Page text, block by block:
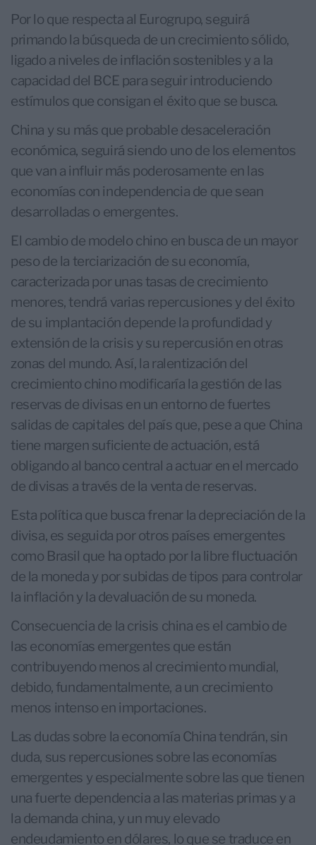
Por lo que respecta al Eurogrupo, seguirá
primando la búsqueda de un crecimiento sólido,
ligado a niveles de inflación sostenibles y a la
capacidad del BCE para seguir introduciendo
estímulos que consigan el éxito que se busca.
China y su más que probable desaceleración
económica, seguirá siendo uno de los elementos
que van a influir más poderosamente en las
economías con independencia de que sean
desarrolladas o emergentes.
El cambio de modelo chino en busca de un mayor
peso de la terciarización de su economía,
caracterizada por unas tasas de crecimiento
menores, tendrá varias repercusiones y del éxito
de su implantación depende la profundidad y
extensión de la crisis y su repercusión en otras
zonas del mundo. Así, la ralentización del
crecimiento chino modificaría la gestión de las
reservas de divisas en un entorno de fuertes
salidas de capitales del país que, pese a que China
tiene margen suficiente de actuación, está
obligando al banco central a actuar en el mercado
de divisas a través de la venta de reservas.
Esta política que busca frenar la depreciación de la
divisa, es seguida por otros países emergentes
como Brasil que ha optado por la libre fluctuación
de la moneda y por subidas de tipos para controlar
la inflación y la devaluación de su moneda.
Consecuencia de la crisis china es el cambio de
las economías emergentes que están
contribuyendo menos al crecimiento mundial,
debido, fundamentalmente, a un crecimiento
menos intenso en importaciones.
Las dudas sobre la economía China tendrán, sin
duda, sus repercusiones sobre las economías
emergentes y especialmente sobre las que tienen
una fuerte dependencia a las materias primas y a
la demanda china, y un muy elevado
endeudamiento en dólares, lo que se traduce en